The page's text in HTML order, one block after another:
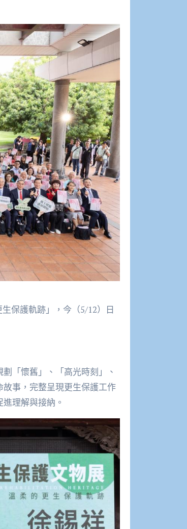
保護軌跡」，今（5/12）日
「懷舊」、「高光時刻」、
故事，完整呈現更生保護工作
理解與接納。